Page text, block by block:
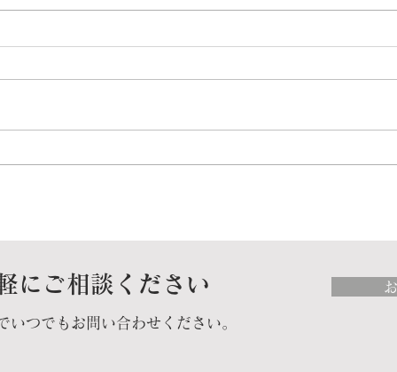
福岡商工会議所にて、「メン
北海
にご相談ください
いつでもお問い合わせください。